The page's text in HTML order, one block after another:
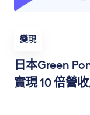
變現
日本Green
實現 10 倍營